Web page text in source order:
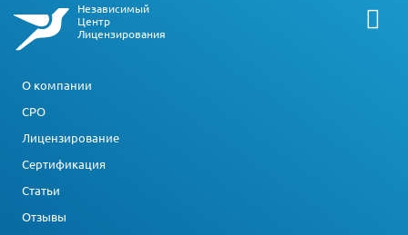
Независимый
Центр
Лицензирования
О компании
СРО
Лицензирование
Сертификация
Статьи
Отзывы